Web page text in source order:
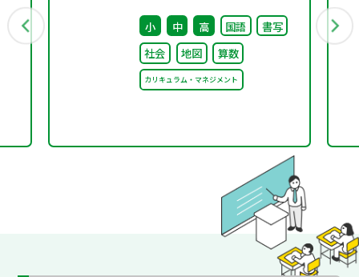
方に関する有識者検討会
の論点整理を掲載しまし
た
小 中 高 国語
書写
社会
地図 算数
カリキュラム・マネジメント